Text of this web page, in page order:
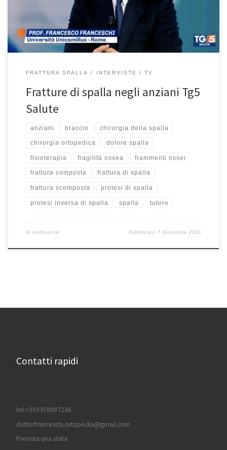
soprattutto nelle persone anziane, con danni e grandi dolori che si
FRATTURA SPALLA INTERVISTE TV
Fratture di spalla negli anziani Tg5
Salute
anziani braccio chirurgia della spalla
chirurgia ortopedica dolore spalla
fisioterapia fragilità ossea frammenti ossei
frattura composta frattura di spalla
frattura scomposta protesi di spalla
protesi inversa di spalla spalla tutore
di medisocial Pubblicato7 Dicembre 2023
Contatti rapidi
tel:+393358007236
dottorfranceschi.ortopedia@gmail.com
Prenota una visita